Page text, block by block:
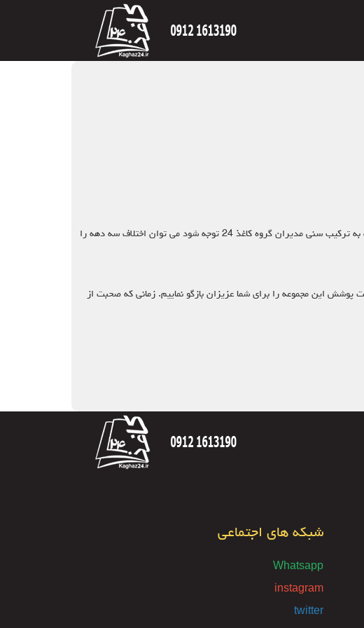
درباره کاغذ 24: کاغذ 24 بر اساس دو اصل تمامی اهداف خود را ترسیم کرده است و آن دو اصل هم تجربه و نوآوری می باشد .زمانی که به ترکیب سنی مدیران گروه کاغذ 24 توجه شود می توان اختلاف سه دهه را
با مجموعه کاغذ 24 جا دارد در ادامه این مطلب مناطق تحت پوشش این مجموعه را برای شما عزیزان بازگو نماییم. زمانی که صحبت از
شبکه های اجتماعی
Whatsapp
instagram
twitter